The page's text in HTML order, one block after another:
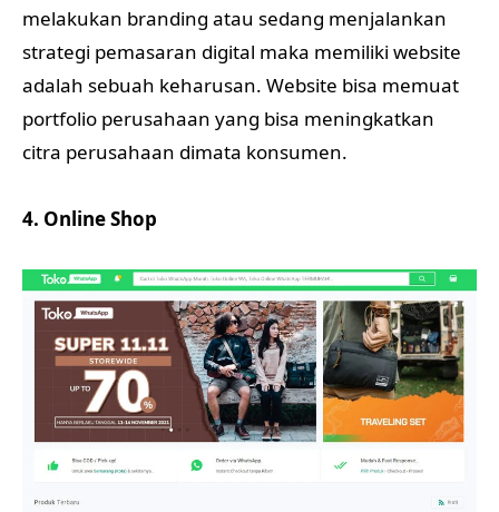
melakukan branding atau sedang menjalankan
strategi pemasaran digital maka memiliki website
adalah sebuah keharusan. Website bisa memuat
portfolio perusahaan yang bisa meningkatkan
citra perusahaan dimata konsumen.
4. Online Shop